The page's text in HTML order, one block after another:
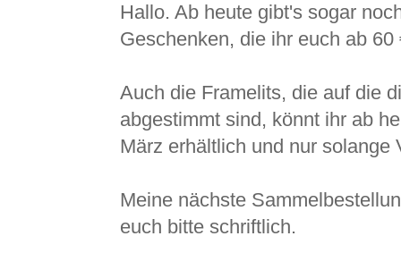
Hallo. Ab heute gibt's sogar
Geschenken, die ihr euch ab
Auch die Framelits, die auf die
abgestimmt sind, könnt ihr ab
März erhältlich und nur solange
Meine nächste
euch bitte schriftlich.